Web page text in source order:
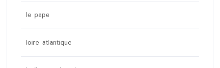
le pape
loire atlantique